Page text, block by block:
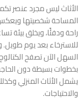
الأثاث ليس مجرد عنصر
المساحة شخصيتها
راحة ودفئًا، ويخلق بيئة
للاسترخاء بعد يوم طويل.
السهل الآن تصفح
بخطوات بسيطة دون
يشمل الأثاث المنزلي
والاحتياجات.